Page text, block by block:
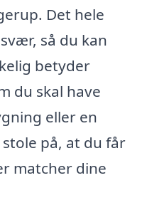
Det hele
så du kan
betyder
du skal have
eller en
på, at du får
matcher dine